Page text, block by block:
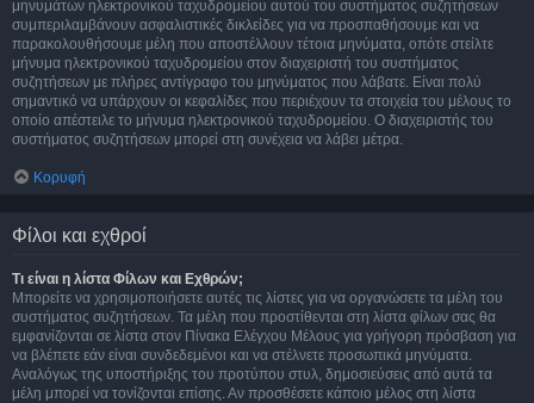
μηνυμάτων ηλεκτρονικού ταχυδρομείου αυτού του συστήματος συζητήσεων
συμπεριλαμβάνουν ασφαλιστικές δικλείδες για να προσπαθήσουμε και να
παρακολουθήσουμε μέλη που αποστέλλουν τέτοια μηνύματα, οπότε στείλτε
μήνυμα ηλεκτρονικού ταχυδρομείου στον διαχειριστή του συστήματος
συζητήσεων με πλήρες αντίγραφο του μηνύματος που λάβατε. Είναι πολύ
σημαντικό να υπάρχουν οι κεφαλίδες που περιέχουν τα στοιχεία του μέλους το
οποίο απέστειλε το μήνυμα ηλεκτρονικού ταχυδρομείου. Ο διαχειριστής του
συστήματος συζητήσεων μπορεί στη συνέχεια να λάβει μέτρα.
Κορυφή
Φίλοι και εχθροί
Τι είναι η λίστα Φίλων και Εχθρών;
Μπορείτε να χρησιμοποιήσετε αυτές τις λίστες για να οργανώσετε τα μέλη του
συστήματος συζητήσεων. Τα μέλη που προστίθενται στη λίστα φίλων σας θα
εμφανίζονται σε λίστα στον Πίνακα Ελέγχου Μέλους για γρήγορη πρόσβαση για
να βλέπετε εάν είναι συνδεδεμένοι και να στέλνετε προσωπικά μηνύματα.
Αναλόγως της υποστήριξης του προτύπου στυλ, δημοσιεύσεις από αυτά τα
μέλη μπορεί να τονίζονται επίσης. Αν προσθέσετε κάποιο μέλος στη λίστα